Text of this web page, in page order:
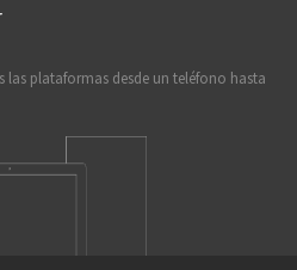
plataformas desde un teléfono hasta